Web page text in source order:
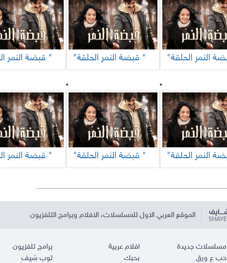
"قبضة النمر الحلقة " "قبضة النمر الحلقة "
"قبضة النمر الحلقة " "قبضة النمر الحلقة "
الموقع العربي الاول للمسلسلات، الافلام وبرامج التلفزيون
مسلسلات جديدة
حب ع ورق
افلام عربية
بحبك
برامج تلفزيون
توب شيف